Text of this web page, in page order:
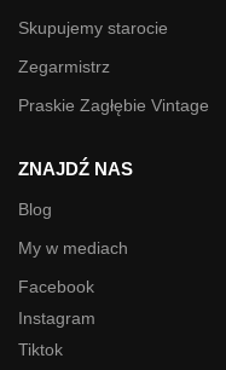
Skupujemy starocie
Zegarmistrz
Praskie Zagłębie Vintage
ZNAJDŹ NAS
Blog
My w mediach
Facebook
Instagram
Tiktok